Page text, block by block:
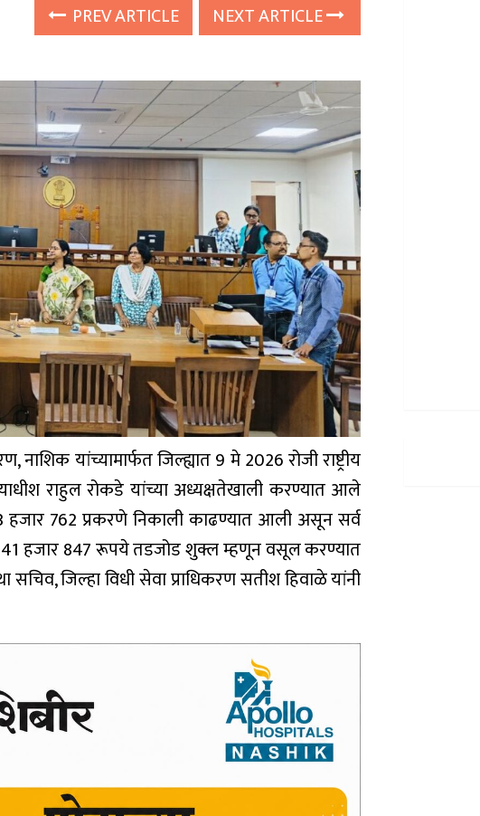
PREV ARTICLE NEXT ARTICLE
नाशिक यांच्यामार्फत जिल्ह्यात 9 मे 2026 रोजी राष्ट्रीय
राहुल रोकडे यांच्या अध्यक्षतेखाली करण्यात आले
हजार 762 प्रकरणे निकाली काढण्यात आली असून सर्व
41 हजार 847 रूपये तडजोड शुक्ल म्हणून वसूल करण्यात
सचिव, जिल्हा विधी सेवा प्राधिकरण सतीश हिवाळे यांनी